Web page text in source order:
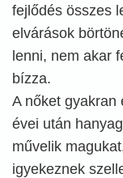
fejlődés összes
elvárások
lenni, nem akar
bízza.
A nőket gyakran
évei után
művelik
igyekeznek